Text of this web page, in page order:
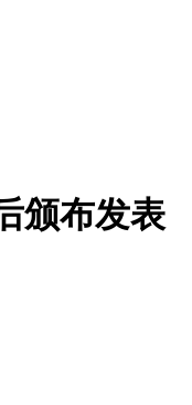
颁布发表